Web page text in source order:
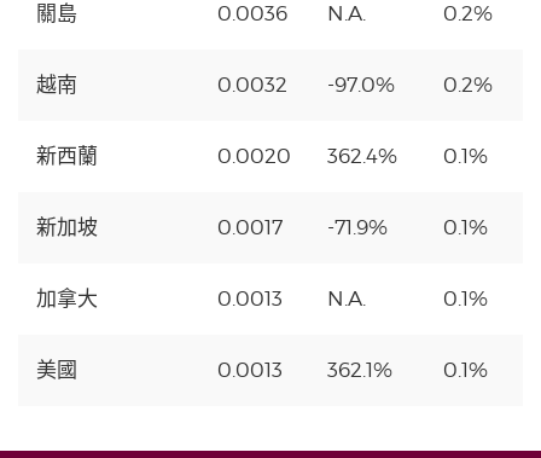
關島 0.0036 N.A. 0.2%
越南 0.0032 -97.0% 0.2%
新西蘭 0.0020 362.4% 0.1%
新加坡 0.0017 -71.9% 0.1%
加拿大 0.0013 N.A. 0.1%
美國 0.0013 362.1% 0.1%